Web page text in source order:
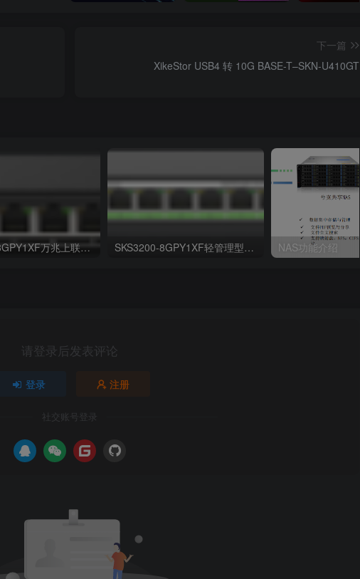
下一篇
XikeStor USB4 转 10G BASE-T–SKN-U410GT
SKS1200-8GPY1XF万兆上联非管理型以太网交换机 SKS3200-8GPY1XF轻管理型万兆上联以太网交换机 NAS功能介绍
请登录后发表评论
登录 注册
社交账号登录